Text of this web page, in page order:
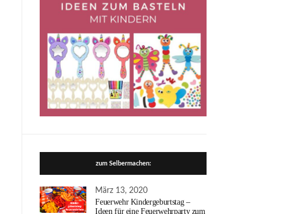
zum Selbermachen:
März 13, 2020
Feuerwehr Kindergeburtstag –
Ideen für eine Feuerwehrparty zum